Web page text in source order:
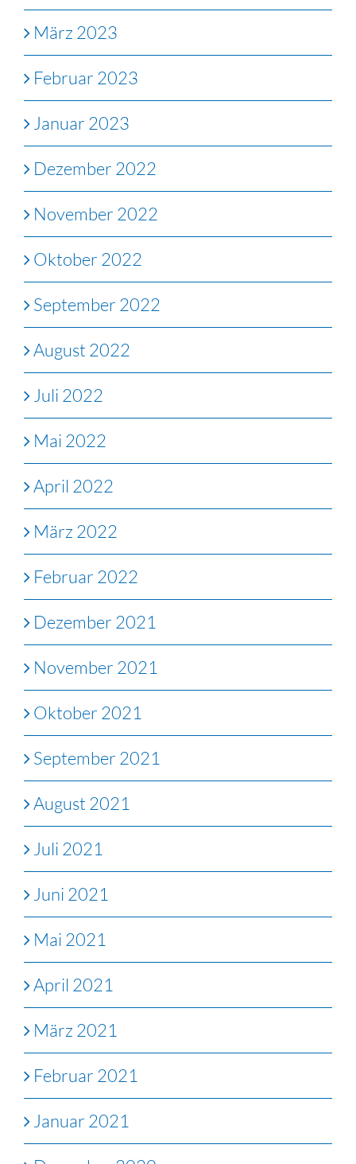
März 2023
Februar 2023
Januar 2023
Dezember 2022
November 2022
Oktober 2022
September 2022
August 2022
Juli 2022
Mai 2022
April 2022
März 2022
Februar 2022
Dezember 2021
November 2021
Oktober 2021
September 2021
August 2021
Juli 2021
Juni 2021
Mai 2021
April 2021
März 2021
Februar 2021
Januar 2021